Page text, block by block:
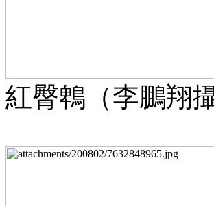
紅臀鵯（李鵬翔攝